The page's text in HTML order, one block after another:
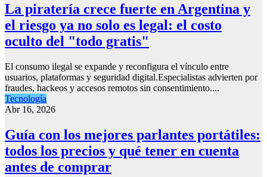
La piratería crece fuerte en Argentina y
el riesgo ya no solo es legal: el costo
oculto del "todo gratis"
El consumo ilegal se expande y reconfigura el vínculo entre
usuarios, plataformas y seguridad digital.Especialistas advierten por
fraudes, hackeos y accesos remotos sin consentimiento....
Tecnología
Abr 16, 2026
Guía con los mejores parlantes portátiles:
todos los precios y qué tener en cuenta
antes de comprar